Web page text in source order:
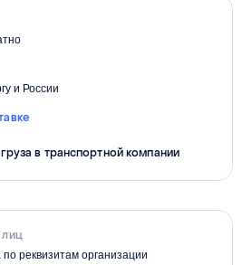
и России
в транспортной компании
реквизитам организации